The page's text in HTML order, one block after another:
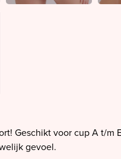
Geschikt voor cup A t/m
gevoel.